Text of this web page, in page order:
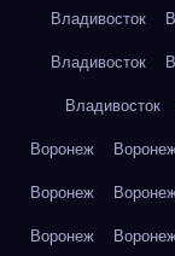
Владивосток
Владивосток
Владивосток
Воронеж
Воронеж
Воронеж